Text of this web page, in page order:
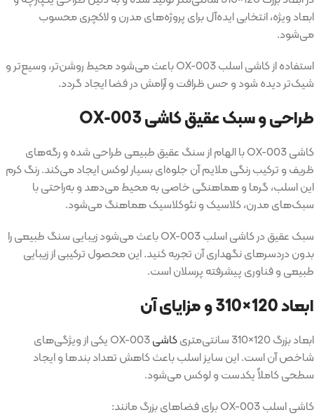
ابعاد ویژه، انتخابی ایده‌آل برای پروژه‌های مدرن و لاکچری محسوب
می‌شود.
استفاده از کاشی اسلب OX-003 باعث می‌شود محیط روشن‌تر، وسیع‌تر و
شیک‌تر دیده شود و حس ظرافت و آرامش در فضا ایجاد گردد.
طراحی و سبک عقیق کاشی OX-003
کاشی OX-003 با الهام از سنگ عقیق طبیعی طراحی شده و رگه‌های
ظریف و ترکیب رنگی ملایم آن جلوه‌ای بسیار لوکس ایجاد می‌کند. رنگ کرم
این اسلب، گرما و هماهنگی خاصی به محیط می‌دهد و به‌راحتی با
سبک‌های مدرن، کلاسیک و نئوکلاسیک هماهنگ می‌شود.
سبک عقیق در کاشی اسلب OX-003 باعث می‌شود زیبایی سنگ طبیعی را
بدون دردسرهای نگهداری آن تجربه کنید. این محصول ترکیبی از زیبایی
طبیعی و فناوری پیشرفته پرسلان است.
ابعاد 120×310 و مزایای آن
ابعاد بزرگ 120×310 سانتی‌متری کاشی
OX-003 یکی از ویژگی‌های
شاخص آن است. این سایز اسلب باعث کاهش تعداد بندها و ایجاد
سطحی کاملاً یکدست و لوکس می‌شود.
کاشی اسلب OX-003 برای فضاهای بزرگ مانند: